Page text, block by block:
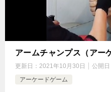
アームチャンプス（アー
更新日： 2021年10月30日 公開日
アーケードゲーム